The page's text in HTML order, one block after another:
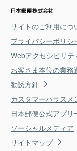
サイトのご利用につ
プライバシーポリシ
Webアクセシビリテ
お客さま本位の業務
勧誘方針
カスタマーハラスメ
日本郵便公式アプリ
ソーシャルメディア
サイトマップ